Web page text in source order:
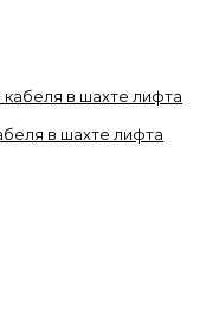
в шахте лифта